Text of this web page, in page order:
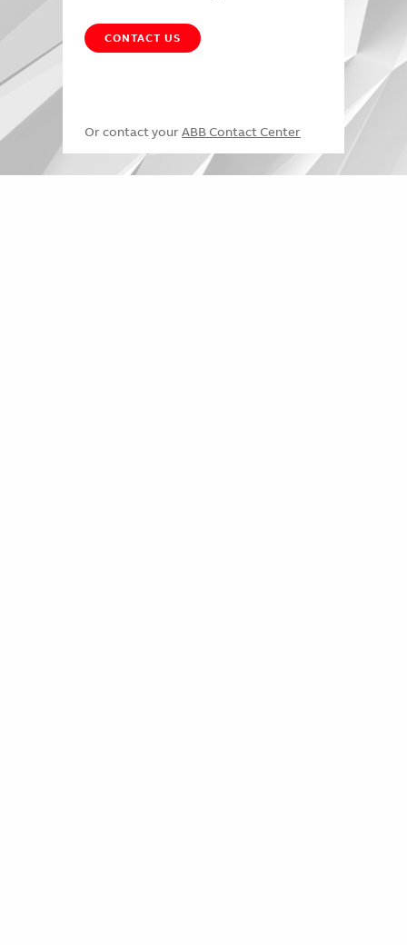
CONTACT US
Or contact your ABB Contact Center